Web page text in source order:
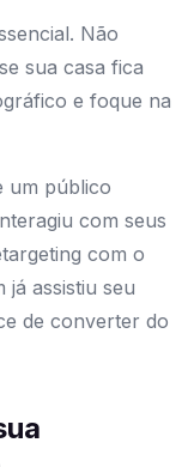
Não
sua casa fica
e foque na
um público
com seus
com o
assistiu seu
de converter do